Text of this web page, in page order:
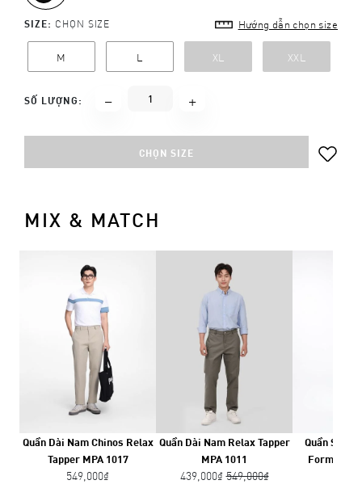
SIZE: CHỌN SIZE Hướng dẫn chọn size
M L XL XXL
SỐ LƯỢNG:
CHỌN SIZE
MIX & MATCH
Quần Dài Nam Chinos Relax
Tapper MPA 1017
549,000₫
Quần Dài Nam Relax Tapper
MPA 1011
439,000₫ 549,000₫
Quần Short
Form